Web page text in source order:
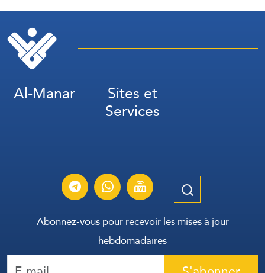
Al-Manar Sites et
Services
Abonnez-vous pour recevoir les mises à jour
hebdomadaires